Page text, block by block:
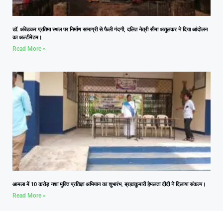
डॉ. अंबेडकर प्रतिमा स्थल पर निर्माण सामाग्री से फैली गंदगी, दलित नेत्री सीमा अतुलकर ने दिया आंदोलन
का अल्टीमेटम।
Read More »
आमला में 10 करोड़ नशा मुक्ति प्रतिज्ञा अभियान का शुभारंभ, ब्रह्माकुमारी हेमलता दीदी ने दिलाया संकल्प।
Read More »